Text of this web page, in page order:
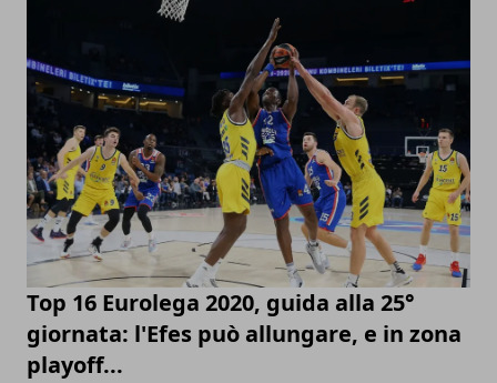
Top 16 Eurolega 2020, guida alla 25°
giornata: l'Efes può allungare, e in zona
playoff...